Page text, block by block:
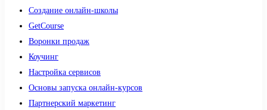
Создание онлайн-школы
GetCourse
Воронки продаж
Коучинг
Настройка сервисов
Основы запуска онлайн-курсов
Партнерский маркетинг